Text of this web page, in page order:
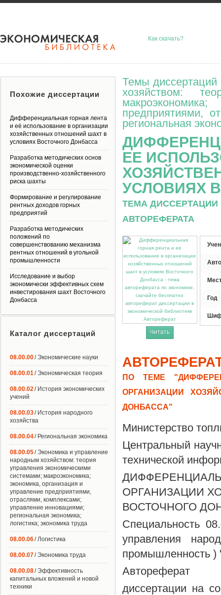
Как скачать?
Темы диссертаций
хозяйством:
предприятиями,
региональная
ЕЕ
УСЛОВИЯХ
ТЕМА
АВТОРЕФЕРАТА
Автореферат
Читать
Год
ПО ТЕМЕ
ОРГАНИЗАЦИИ
ДОНБАССА"
Министерство
Центральный
технической
ОРГАНИЗАЦИИ
ВОСТОЧНОГО
Специальность
управления
промышленность )
Автореферат
диссертации на
Похожие диссертации
Дифференциальная горная лента
и её использование в организации
хозяйственных отношений шахт в
условиях Восточного Донбасса
Разработка методических основ
экономической оценки
производственно-хозяйственного
риска шахты
Формирование и регулирование
рентных доходов горных
предприятий
Разработка методических
положений по
совершенствованию механизма
рентных отношений в угольной
промышленности
Исследование и выбор
экономически эффективных схем
инвестирования шахт Восточного
Донбасса
Каталог диссертаций
08.00.00/ Экономические науки
08.00.01/ Экономическая теория
08.00.02/ История экономических
учений
08.00.03/ История народного
хозяйства
08.00.04/ Региональная экономика
08.00.05/ Экономика и управление
народным хозяйством: теория
управления экономическими
системами; макроэкономика;
экономика, организация и
управление предприятиями,
отраслями, комплексами;
управление инновациями;
региональная экономика;
логистика; экономика труда
08.00.06/ Логистика
08.00.07/ Экономика труда
08.00.08/ Эффективность
капитальных вложений и новой
техники